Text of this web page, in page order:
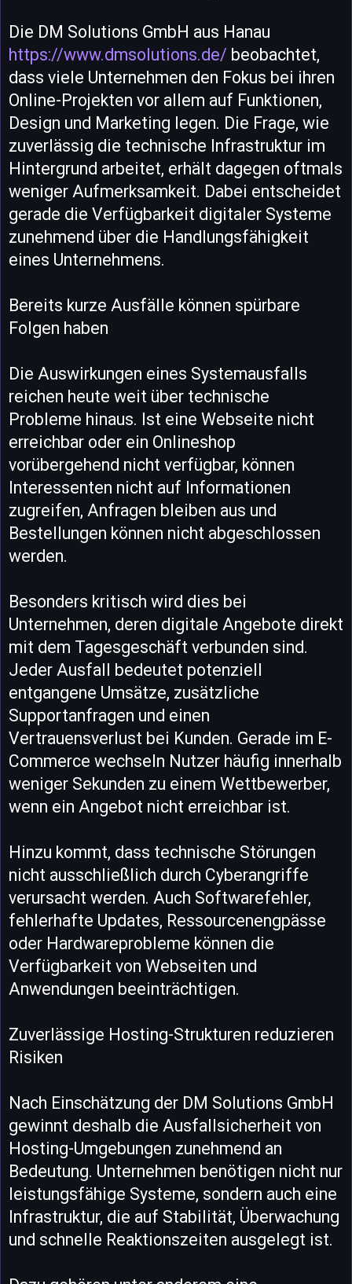
Die DM Solutions GmbH aus Hanau
https://www.dmsolutions.de/ beobachtet,
dass viele Unternehmen den Fokus bei ihren
Online-Projekten vor allem auf Funktionen,
Design und Marketing legen. Die Frage, wie
zuverlässig die technische Infrastruktur im
Hintergrund arbeitet, erhält dagegen oftmals
weniger Aufmerksamkeit. Dabei entscheidet
gerade die Verfügbarkeit digitaler Systeme
zunehmend über die Handlungsfähigkeit
eines Unternehmens.
Bereits kurze Ausfälle können spürbare
Folgen haben
Die Auswirkungen eines Systemausfalls
reichen heute weit über technische
Probleme hinaus. Ist eine Webseite nicht
erreichbar oder ein Onlineshop
vorübergehend nicht verfügbar, können
Interessenten nicht auf Informationen
zugreifen, Anfragen bleiben aus und
Bestellungen können nicht abgeschlossen
werden.
Besonders kritisch wird dies bei
Unternehmen, deren digitale Angebote direkt
mit dem Tagesgeschäft verbunden sind.
Jeder Ausfall bedeutet potenziell
entgangene Umsätze, zusätzliche
Supportanfragen und einen
Vertrauensverlust bei Kunden. Gerade im E-
Commerce wechseln Nutzer häufig innerhalb
weniger Sekunden zu einem Wettbewerber,
wenn ein Angebot nicht erreichbar ist.
Hinzu kommt, dass technische Störungen
nicht ausschließlich durch Cyberangriffe
verursacht werden. Auch Softwarefehler,
fehlerhafte Updates, Ressourcenengpässe
oder Hardwareprobleme können die
Verfügbarkeit von Webseiten und
Anwendungen beeinträchtigen.
Zuverlässige Hosting-Strukturen reduzieren
Risiken
Nach Einschätzung der DM Solutions GmbH
gewinnt deshalb die Ausfallsicherheit von
Hosting-Umgebungen zunehmend an
Bedeutung. Unternehmen benötigen nicht nur
leistungsfähige Systeme, sondern auch eine
Infrastruktur, die auf Stabilität, Überwachung
und schnelle Reaktionszeiten ausgelegt ist.